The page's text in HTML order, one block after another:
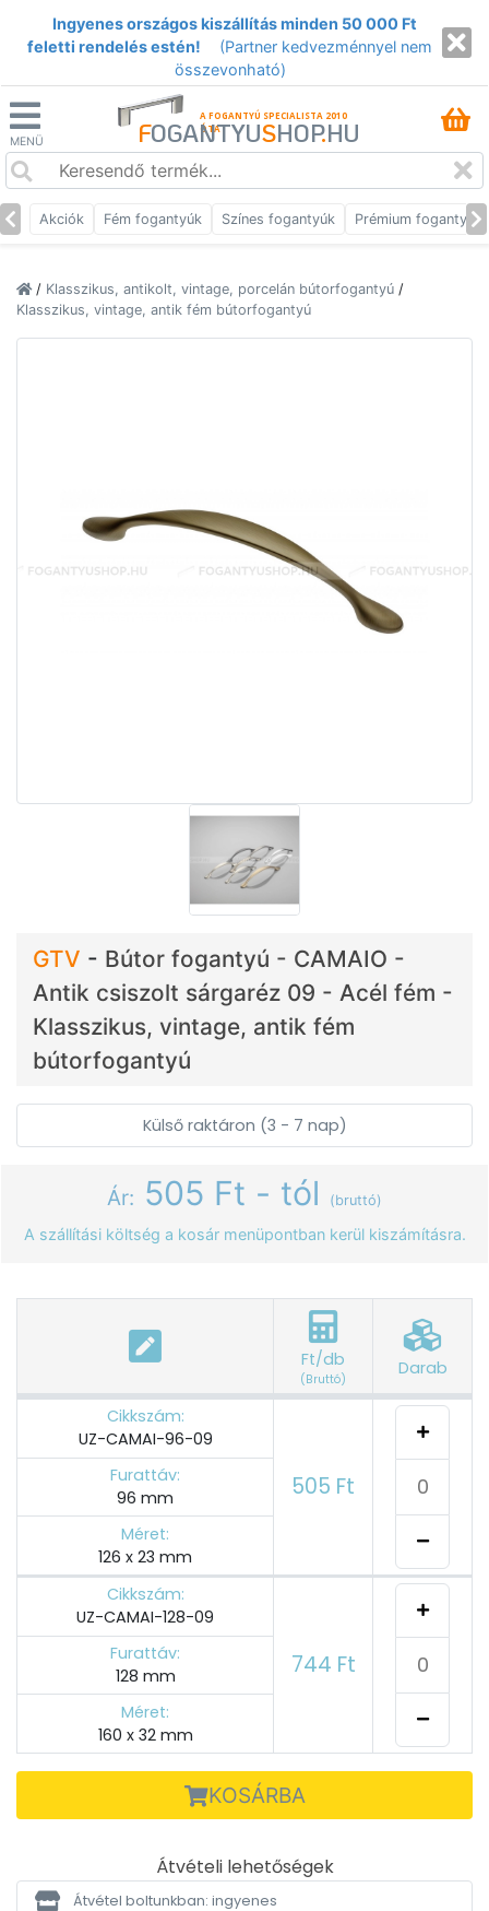
Ingyenes országos kiszállítás minden 50 000 Ft
feletti rendelés estén!
(Partner kedvezménnyel nem
összevonható)
MENÜ
A FOGANTYÚ SPECIALISTA 2010
ÓTA
FOGANTYUSHOP.HU
Akciók Fém fogantyúk Színes fogantyúk Prémium fogantyúk
/ Klasszikus, antikolt, vintage, porcelán bútorfogantyú /
Klasszikus, vintage, antik fém bútorfogantyú
GTV - Bútor fogantyú - CAMAIO -
Antik csiszolt sárgaréz 09 - Acél fém -
Klasszikus, vintage, antik fém
bútorfogantyú
Külső raktáron (3 - 7 nap)
Ár: 505 Ft - tól (bruttó)
A szállítási költség a kosár menüpontban kerül kiszámításra.
Ft/db
(Bruttó)
Darab
Cikkszám:
UZ-CAMAI-96-09
505 Ft
Furattáv:
96 mm
Méret:
126 x 23 mm
Cikkszám:
UZ-CAMAI-128-09
744 Ft
Furattáv:
128 mm
Méret:
160 x 32 mm
KOSÁRBA
Átvételi lehetőségek
Átvétel boltunkban: ingyenes